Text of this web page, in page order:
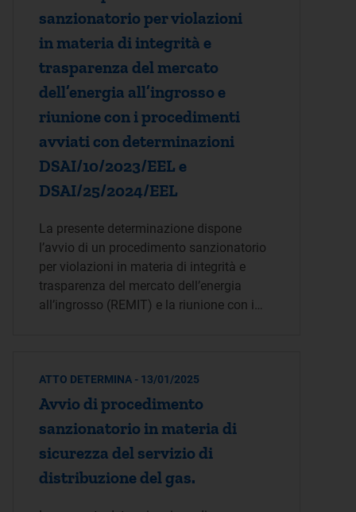
sanzionatorio per violazioni
in materia di integrità e
trasparenza del mercato
dell’energia all’ingrosso e
riunione con i procedimenti
avviati con determinazioni
DSAI/10/2023/EEL e
DSAI/25/2024/EEL
La presente determinazione dispone
l’avvio di un procedimento sanzionatorio
per violazioni in materia di integrità e
trasparenza del mercato dell’energia
all’ingrosso (REMIT) e la riunione con i…
ATTO DETERMINA - 13/01/2025
Avvio di procedimento
sanzionatorio in materia di
sicurezza del servizio di
distribuzione del gas.